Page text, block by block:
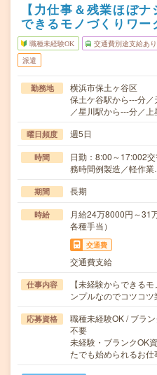
【力仕事＆残業ほぼ
できるモノづくりワー
職種未経験OK 交通費別途支給あり
派遣
勤務地
横浜市保土ヶ谷区
保土ケ谷駅から---分
／星川駅から---分／
曜日頻度 週5日
時間
日勤：8:00～17:002
務時間例製造／軽作
期間 長期
時給
月給24万8000円～31
各種手当）
交通費
交通費支給
仕事内容
【未経験からできる
ンプルなのでコツコ
応募資格
職種未経験OK / ブラ
不要
未経験・ブランクOK
たでも始められるお仕